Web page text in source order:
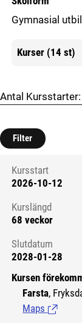
Gymnasial
Kurser (14 st)
Mer information
Antal Kursstarter:
Filter
Kursstart
Kursstart
2026-10-12
Kurslängd
68 veckor
Slutdatum
2028-01-28
Kursen
Farsta,
Maps (Länk